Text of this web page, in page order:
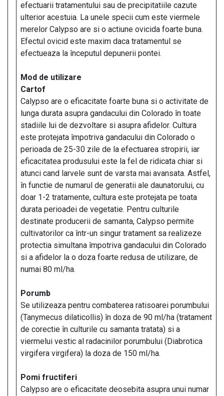
efectuarii tratamentului sau de precipitatiile cazute
ulterior acestuia. La unele specii cum este viermele
merelor Calypso are si o actiune ovicida foarte buna.
Efectul ovicid este maxim daca tratamentul se
efectueaza la începutul depunerii pontei.
Mod de utilizare
Cartof
Calypso are o eficacitate foarte buna si o activitate de
lunga durata asupra gandacului din Colorado în toate
stadiile lui de dezvoltare si asupra afidelor. Cultura
este protejata împotriva gandacului din Colorado o
perioada de 25-30 zile de la efectuarea stropirii, iar
eficacitatea produsului este la fel de ridicata chiar si
atunci cand larvele sunt de varsta mai avansata. Astfel,
în functie de numarul de generatii ale daunatorului, cu
doar 1-2 tratamente, cultura este protejata pe toata
durata perioadei de vegetatie. Pentru culturile
destinate producerii de samanta, Calypso permite
cultivatorilor ca într-un singur tratament sa realizeze
protectia simultana împotriva gandacului din Colorado
si a afidelor la o doza foarte redusa de utilizare, de
numai 80 ml/ha.
Porumb
Se utilizeaza pentru combaterea ratisoarei porumbului
(Tanymecus dilaticollis) în doza de 90 ml/ha (tratament
de corectie în culturile cu samanta tratata) si a
viermelui vestic al radacinilor porumbului (Diabrotica
virgifera virgifera) la doza de 150 ml/ha.
Pomi fructiferi
Calypso are o eficacitate deosebita asupra unui numar